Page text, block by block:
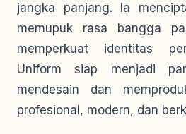
jangka panjang. Ia
memupuk rasa bangga
memperkuat identitas
Uniform siap menjadi
mendesain dan
profesional, modern, dan